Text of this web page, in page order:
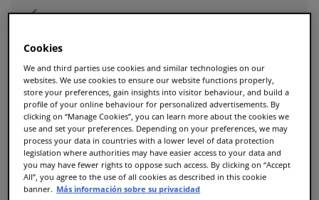
Puedes combinar bebidas
Cambia o cancela cuando quieras
Elige la frecuencia al final en la cesta
Añadir a la cesta
Cookies
We and third parties use cookies and similar technologies on our
websites. We use cookies to ensure our website functions properly,
store your preferences, gain insights into visitor behaviour, and build a
profile of your online behaviour for personalized advertisements. By
clicking on “Manage Cookies”, you can learn more about the cookies we
use and set your preferences. Depending on your preferences, we may
process your data in countries with a lower level of data protection
legislation where authorities may have easier access to your data and
you may have fewer rights to oppose such access. By clicking on “Accept
All”, you agree to the use of all cookies as described in this cookie
banner. Más información sobre su privacidad